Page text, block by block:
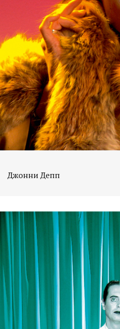
Джонни Депп